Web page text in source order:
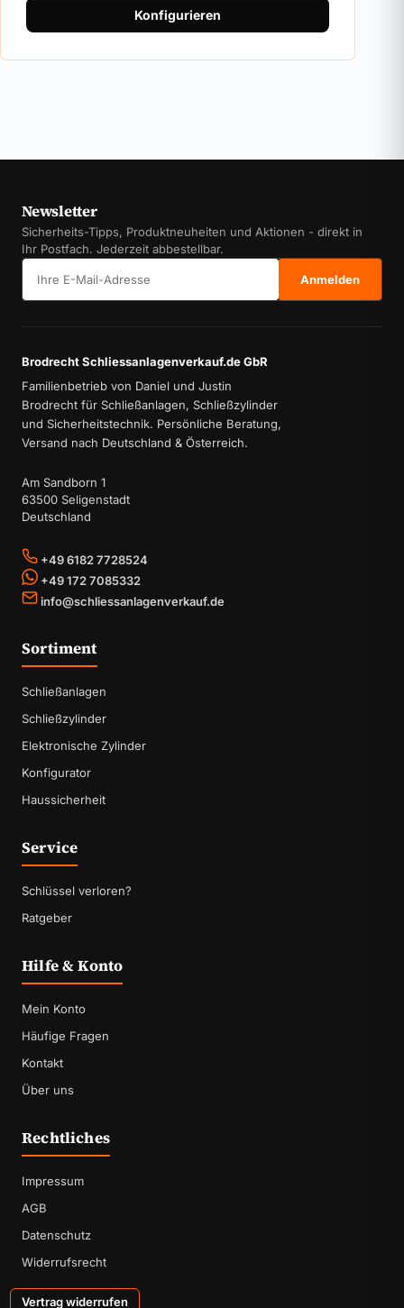
Konfigurieren
Newsletter
Sicherheits-Tipps, Produktneuheiten und Aktionen - direkt in
Ihr Postfach. Jederzeit abbestellbar.
Anmelden
Brodrecht Schliessanlagenverkauf.de GbR
Familienbetrieb von Daniel und Justin
Brodrecht für Schließanlagen, Schließzylinder
und Sicherheitstechnik. Persönliche Beratung,
Versand nach Deutschland & Österreich.
Am Sandborn 1
63500 Seligenstadt
Deutschland
+49 6182 7728524
+49 172 7085332
info@schliessanlagenverkauf.de
Sortiment
Schließanlagen
Schließzylinder
Elektronische Zylinder
Konfigurator
Haussicherheit
Service
Schlüssel verloren?
Ratgeber
Hilfe & Konto
Mein Konto
Häufige Fragen
Kontakt
Über uns
Rechtliches
Impressum
AGB
Datenschutz
Widerrufsrecht
Vertrag widerrufen